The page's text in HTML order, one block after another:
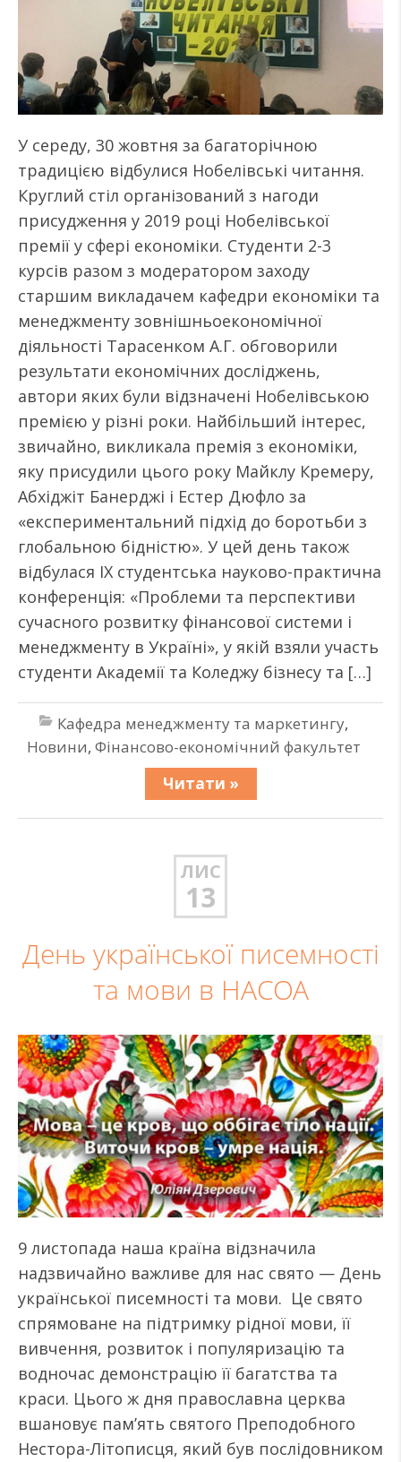
У середу, 30 жовтня за багаторічною
традицією відбулися Нобелівські читання.
Круглий стіл організований з нагоди
присудження у 2019 році Нобелівської
премії у сфері економіки. Студенти 2-3
курсів разом з модератором заходу
старшим викладачем кафедри економіки та
менеджменту зовнішньоекономічної
діяльності Тарасенком А.Г. обговорили
результати економічних досліджень,
автори яких були відзначені Нобелівською
премією у різні роки. Найбільший інтерес,
звичайно, викликала премія з економіки,
яку присудили цього року Майклу Кремеру,
Абхіджіт Банерджі і Естер Дюфло за
«експериментальний підхід до боротьби з
глобальною бідністю». У цей день також
відбулася ІХ студентська науково-практична
конференція: «Проблеми та перспективи
сучасного розвитку фінансової системи і
менеджменту в Україні», у якій взяли участь
студенти Академії та Коледжу бізнесу та […]
Кафедра менеджменту та маркетингу,
Новини, Фінансово-економічний факультет
Читати »
ЛИС
13
День української писемності
та мови в НАСОА
9 листопада наша країна відзначила
надзвичайно важливе для нас свято — День
української писемності та мови. Це свято
спрямоване на підтримку рідної мови, її
вивчення, розвиток і популяризацію та
водночас демонстрацію її багатства та
краси. Цього ж дня православна церква
вшановує пам’ять святого Преподобного
Нестора-Літописця, який був послідовником